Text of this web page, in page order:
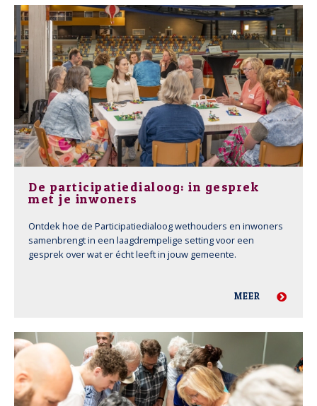
De participatiedialoog: in gesprek
met je inwoners
Ontdek hoe de Participatiedialoog wethouders en inwoners
samenbrengt in een laagdrempelige setting voor een
gesprek over wat er écht leeft in jouw gemeente.
MEER